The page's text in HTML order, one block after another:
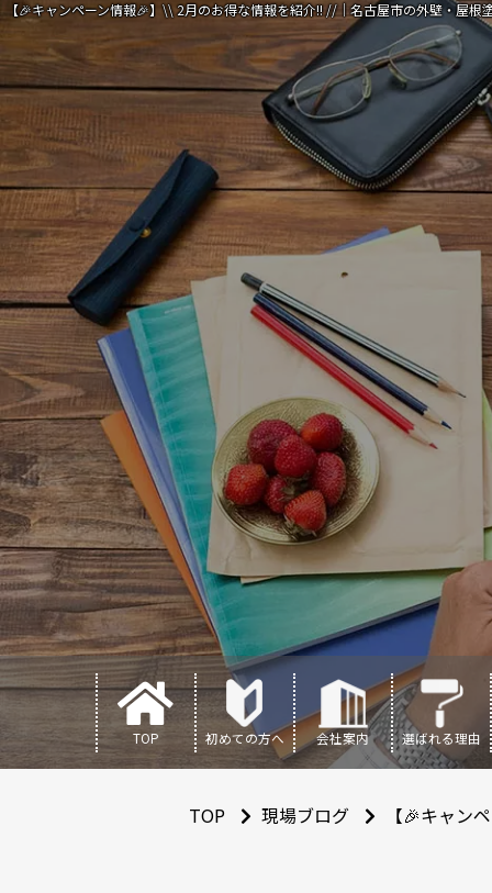
【🎉キャンペーン情報🎉】\\ 2月のお得な情報を紹介!! //｜名古屋市の外壁・屋根
TOP 初めての方へ 会社案内 選ばれる理由
TOP 現場ブログ 【🎉キャン